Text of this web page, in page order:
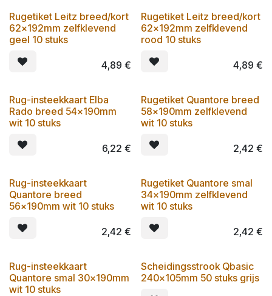
Rugetiket Leitz breed/kort
62x192mm zelfklevend
geel 10 stuks
4,89 €
Rugetiket Leitz breed/kort
62x192mm zelfklevend
rood 10 stuks
4,89 €
Rug-insteekkaart Elba
Rado breed 54x190mm
wit 10 stuks
6,22 €
Rugetiket Quantore breed
58x190mm zelfklevend
wit 10 stuks
2,42 €
Rug-insteekkaart
Quantore breed
56x190mm wit 10 stuks
2,42 €
Rugetiket Quantore smal
34x190mm zelfklevend
wit 10 stuks
2,42 €
Rug-insteekkaart
Quantore smal 30x190mm
wit 10 stuks
Scheidingsstrook Qbasic
240x105mm 50 stuks grijs